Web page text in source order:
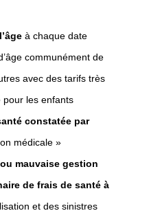
à chaque date
communément de
avec des tarifs très
pour les enfants
constatée par
médicale »
mauvaise gestion
de frais de santé à
et des sinistres